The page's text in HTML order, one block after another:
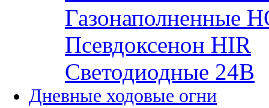
Газонаполненные
Псевдоксенон HIR
Cветодиодные 24B
Дневные ходовые огни